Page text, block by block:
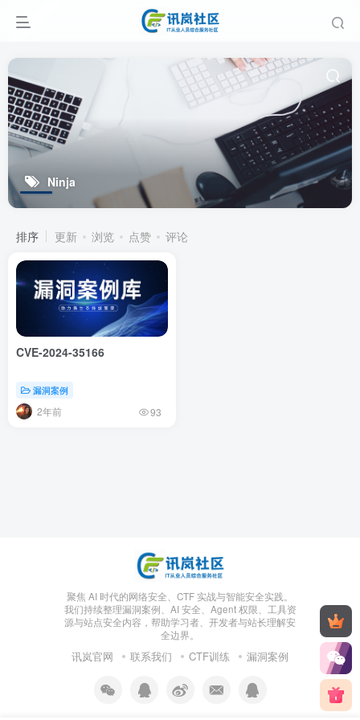
Ninja
排序 更新 浏览 点赞 评论
CVE-2024-35166
漏洞案例
2年前 93
聚焦 AI 时代的网络安全、CTF 实战与智能安全实践。
我们持续整理漏洞案例、AI 安全、Agent 权限、工具资
源与站点安全内容，帮助学习者、开发者与站长理解安
全边界。
讯岚官网 联系我们 CTF训练 漏洞案例